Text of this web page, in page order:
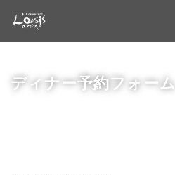
ディナー予約フォーム